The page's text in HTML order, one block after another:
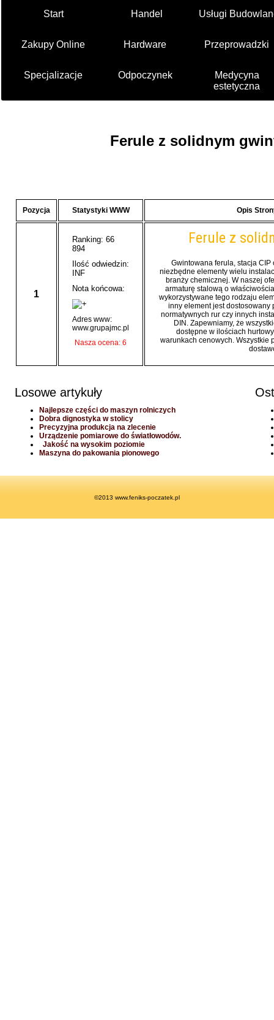
Start Handel Usługi
Zakupy Online Hardware Przeprowadzki
Specjalizacje Odpoczynek
Medycyna
estetyczna
Ferule z solidnym
Pozycja Statystyki WWW Opis
1
Ranking: 66
894
Ilość odwiedzin:
INF
Nota końcowa:
Adres www:
www.grupajmc.pl
Nasza ocena: 6
Ferule z
Gwintowana ferula, stacja
niezbędne elementy wielu
branży chemicznej. W naszej
armaturę stalową o
wykorzystywane tego rodzaju
inny element jest
normatywnych rur czy innych
DIN. Zapewniamy, że
dostępne w ilościach
warunkach cenowych. Wszystkie
Losowe artykuły
Najlepsze części do maszyn rolniczych
Dobra dignostyka w stolicy
Precyzyjna produkcja na zlecenie
Urządzenie pomiarowe do światłowodów.
Jakość na wysokim poziomie
Maszyna do pakowania pionowego
©2013 www.feniks-poczatek.pl